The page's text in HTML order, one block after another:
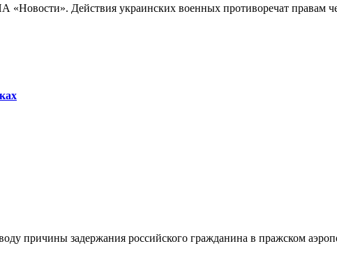
Действия украинских военных противоречат правам
причины задержания российского гражданина в пражском